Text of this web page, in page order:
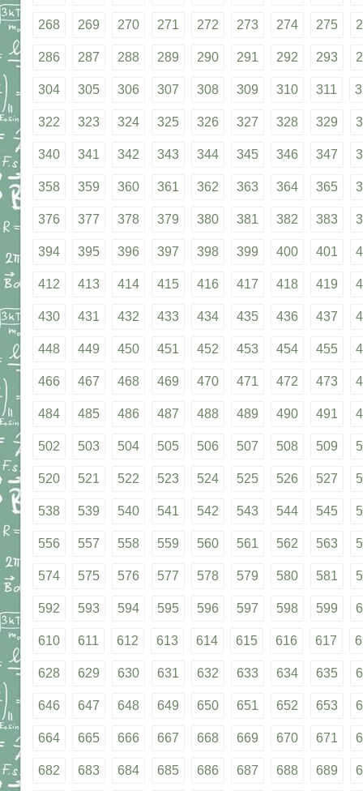
268 269 270 271 272 273 274 275
286 287 288 289 290 291 292 293
304 305 306 307 308 309 310 311
322 323 324 325 326 327 328 329
340 341 342 343 344 345 346 347
358 359 360 361 362 363 364 365
376 377 378 379 380 381 382 383
394 395 396 397 398 399 400 401
412 413 414 415 416 417 418 419
430 431 432 433 434 435 436 437
448 449 450 451 452 453 454 455
466 467 468 469 470 471 472 473
484 485 486 487 488 489 490 491
502 503 504 505 506 507 508 509
520 521 522 523 524 525 526 527
538 539 540 541 542 543 544 545
556 557 558 559 560 561 562 563
574 575 576 577 578 579 580 581
592 593 594 595 596 597 598 599
610 611 612 613 614 615 616 617
628 629 630 631 632 633 634 635
646 647 648 649 650 651 652 653
664 665 666 667 668 669 670 671
682 683 684 685 686 687 688 689